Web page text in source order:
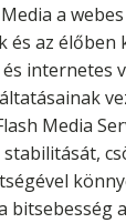
a
és az
internetes
Media
bitsebesség